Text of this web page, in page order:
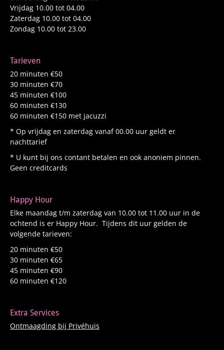
Vrijdag 10.00 tot 04.00
Zaterdag 10.00 tot 04.00
Zondag 10.00 tot 23.00
Tarieven
20 minuten €50
30 minuten €70
45 minuten €100
60 minuten €130
60 minuten €150 met jacuzzi
* Op vrijdag en zaterdag vanaf 00.00 uur geldt er
nachttarief
* U kunt bij ons contant betalen en ook anoniem pinnen.
Geen creditcards
Happy Hour
Elke maandag t/m zaterdag van 10.00 tot 11.00 uur in de
ochtend is er Happy Hour. Tijdens dit uur gelden de
volgende tarieven:
20 minuten €50
30 minuten €65
45 minuten €90
60 minuten €120
Extra Services
Ontmaagding bij Privéhuis